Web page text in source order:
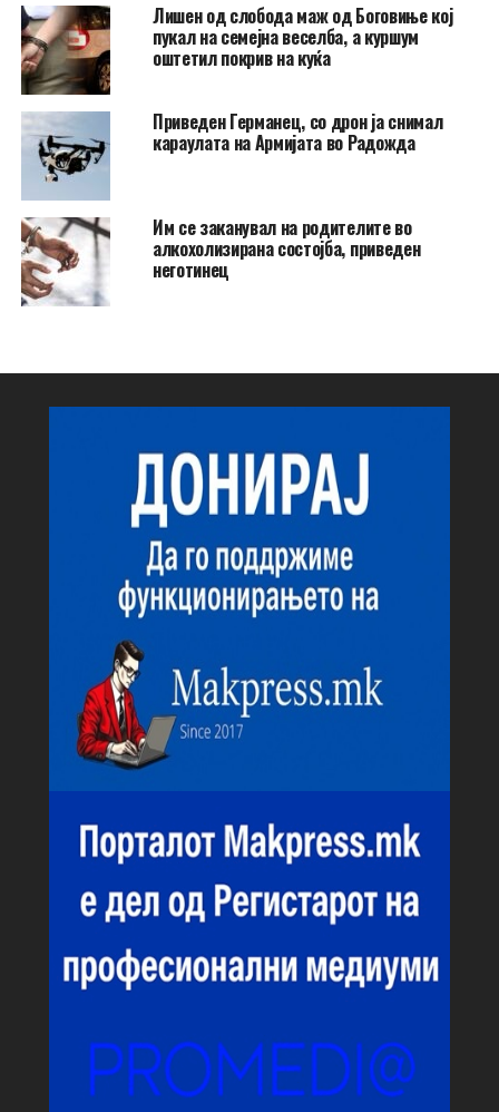
Лишен од слобода маж од Боговиње кој
пукал на семејна веселба, а куршум
оштетил покрив на куќа
Приведен Германец, со дрон ја снимал
караулата на Армијата во Радожда
Им се заканувал на родителите во
алкохолизирана состојба, приведен
неготинец